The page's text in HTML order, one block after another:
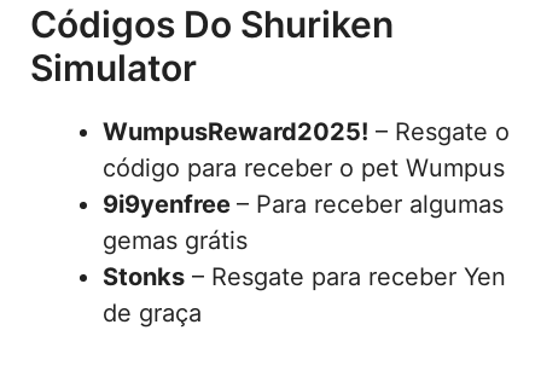
Códigos Do Shuriken
Simulator
WumpusReward2025! – Resgate o
código para receber o pet Wumpus
9i9yenfree – Para receber algumas
gemas grátis
Stonks – Resgate para receber Yen
de graça